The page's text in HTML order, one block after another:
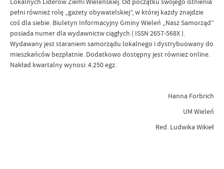
pełni również rolę „gazety obywatelskiej”, w której każdy znajdzie
coś dla siebie. Biuletyn Informacyjny Gminy Wieleń „Nasz Samorząd”
posiada numer dla wydawnictw ciągłych ( ISSN 2657-568X ).
Wydawany jest staraniem samorządu lokalnego i dystrybuowany do
mieszkańców bezpłatnie. Dodatkowo dostępny jest również online.
Nakład kwartalny wynosi: 4.250 egz.
Hanna Forbrich
UM Wieleń
Red. Ludwika Wikieł